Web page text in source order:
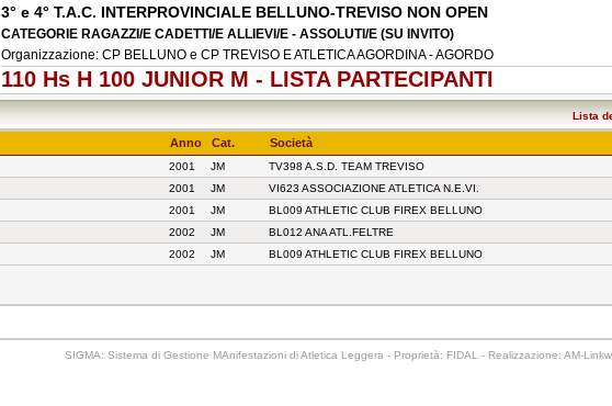
3° e 4° T.A.C. INTERPROVINCIALE BELLUNO-TREVISO NON OPEN
CATEGORIE RAGAZZI/E CADETTI/E ALLIEVI/E - ASSOLUTI/E (SU INVITO)
Organizzazione: CP BELLUNO e CP TREVISO E ATLETICA AGORDINA - AGORDO
110 Hs H 100 JUNIOR M - LISTA PARTECIPANTI
Lista
Anno Cat. Società
2001 JM TV398 A.S.D. TEAM TREVISO
2001 JM VI623 ASSOCIAZIONE ATLETICA N.E.VI.
2001 JM BL009 ATHLETIC CLUB FIREX BELLUNO
2002 JM BL012 ANA ATL.FELTRE
2002 JM BL009 ATHLETIC CLUB FIREX BELLUNO
SIGMA: Sistema di Gestione MAnifestazioni di Atletica Leggera - Proprietà: FIDAL - Realizzazione: AM-